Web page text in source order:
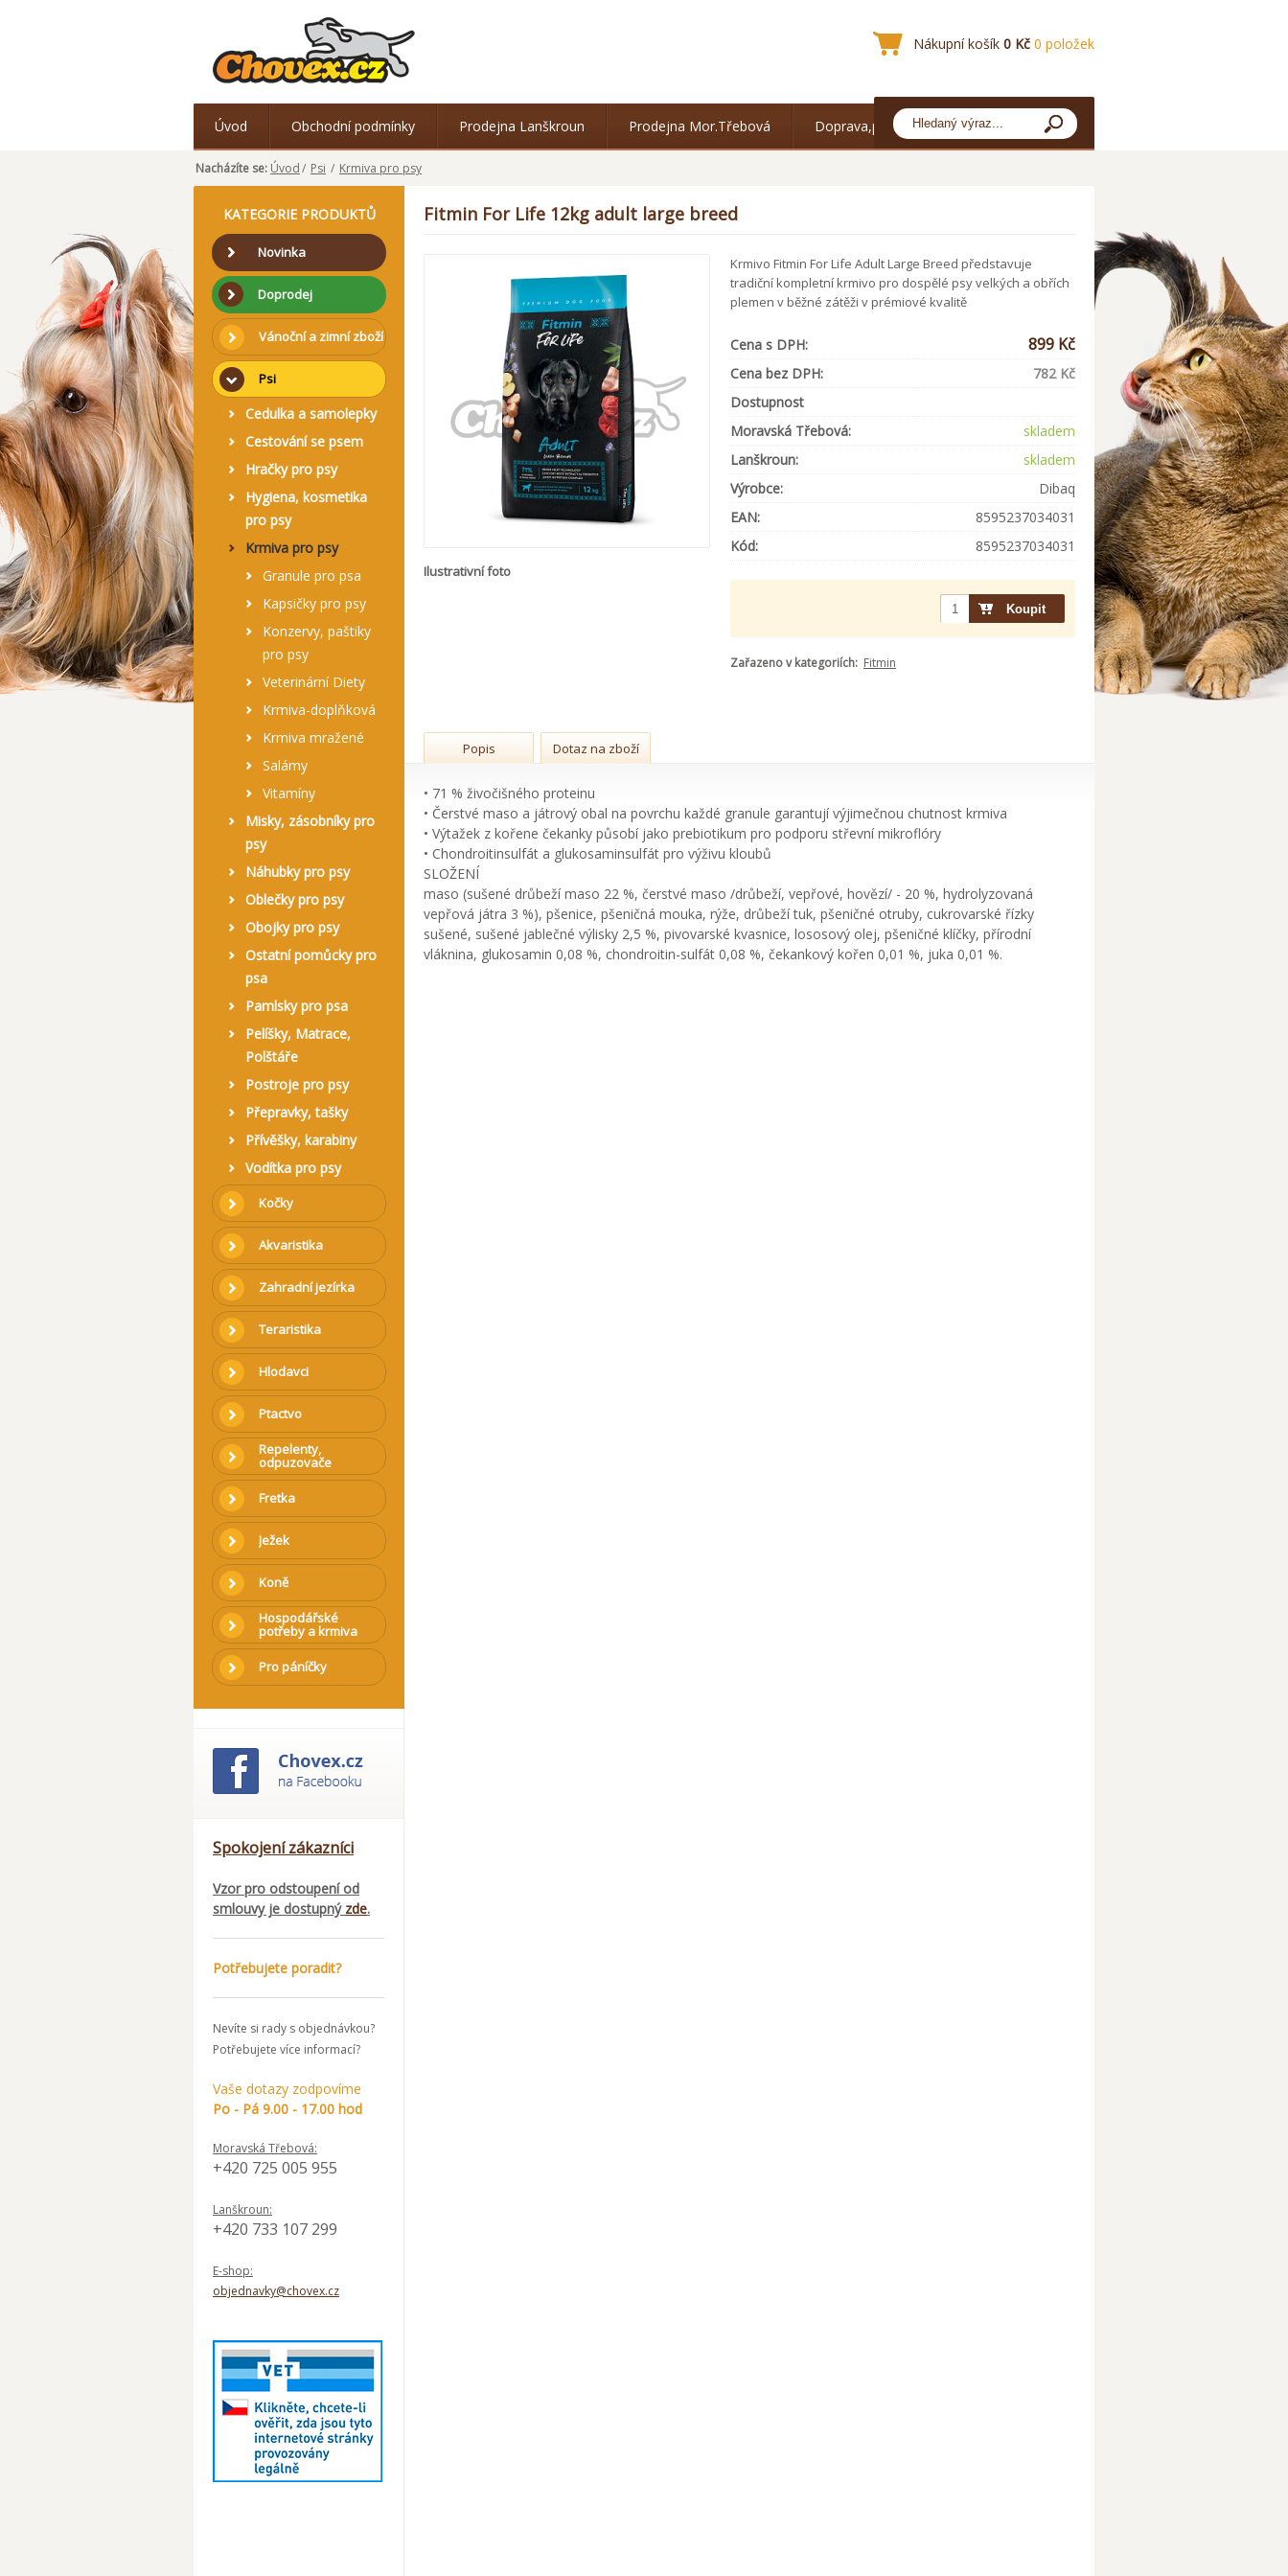
Nákupní košík 0 Kč 0 položek
Úvod Obchodní podmínky Prodejna Lanškroun Prodejna Mor.Třebová Doprava,platba
Nacházíte se: Úvod/ Psi / Krmiva pro psy
KATEGORIE PRODUKTŮ
Novinka
Doprodej
Vánoční a zimní zboží
Psi
Cedulka a samolepky
Cestování se psem
Hračky pro psy
Hygiena, kosmetika
pro psy
Krmiva pro psy
Granule pro psa
Kapsičky pro psy
Konzervy, paštiky
pro psy
Veterinární Diety
Krmiva-doplňková
Krmiva mražené
Salámy
Vitamíny
Misky, zásobníky pro
psy
Náhubky pro psy
Oblečky pro psy
Obojky pro psy
Ostatní pomůcky pro
psa
Pamlsky pro psa
Pelíšky, Matrace,
Polštáře
Postroje pro psy
Přepravky, tašky
Přívěšky, karabiny
Vodítka pro psy
Kočky
Akvaristika
Zahradní jezírka
Teraristika
Hlodavci
Ptactvo
Repelenty,
odpuzovače
Fretka
Ježek
Koně
Hospodářské
potřeby a krmiva
Pro páníčky
Spokojení zákazníci
Vzor pro odstoupení od
smlouvy je dostupný zde.
Potřebujete poradit?
Nevíte si rady s objednávkou?
Potřebujete více informací?
Vaše dotazy zodpovíme
Po - Pá 9.00 - 17.00 hod
Moravská Třebová:
+420 725 005 955
Lanškroun:
+420 733 107 299
E-shop:
objednavky@chovex.cz
Fitmin For Life 12kg adult large breed
Ilustrativní foto
Krmivo Fitmin For Life Adult Large Breed představuje
tradiční kompletní krmivo pro dospělé psy velkých a obřích
plemen v běžné zátěži v prémiové kvalitě
Cena s DPH: 899 Kč
Cena bez DPH:
782 Kč
Dostupnost
Moravská Třebová:
skladem
Lanškroun:
skladem
Výrobce:
Dibaq
EAN:
8595237034031
Kód:
8595237034031
Zařazeno v kategoriích: Fitmin
Popis Dotaz na zboží
• 71 % živočišného proteinu
• Čerstvé maso a játrový obal na povrchu každé granule garantují výjimečnou chutnost krmiva
• Výtažek z kořene čekanky působí jako prebiotikum pro podporu střevní mikroflóry
• Chondroitinsulfát a glukosaminsulfát pro výživu kloubů
SLOŽENÍ
maso (sušené drůbeží maso 22 %, čerstvé maso /drůbeží, vepřové, hovězí/ - 20 %, hydrolyzovaná
vepřová játra 3 %), pšenice, pšeničná mouka, rýže, drůbeží tuk, pšeničné otruby, cukrovarské řízky
sušené, sušené jablečné výlisky 2,5 %, pivovarské kvasnice, lososový olej, pšeničné klíčky, přírodní
vláknina, glukosamin 0,08 %, chondroitin-sulfát 0,08 %, čekankový kořen 0,01 %, juka 0,01 %.